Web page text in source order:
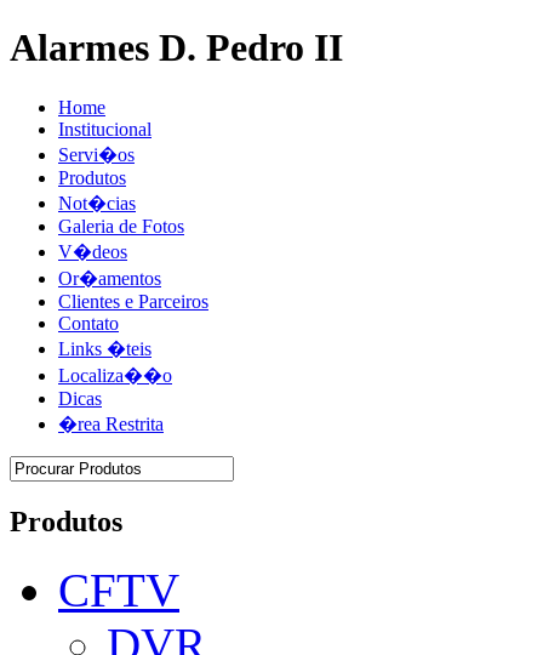
Alarmes D. Pedro II
Home
Institucional
Servi�os
Produtos
Not�cias
Galeria de Fotos
V�deos
Or�amentos
Clientes e Parceiros
Contato
Links �teis
Localiza��o
Dicas
�rea Restrita
Produtos
CFTV
DVR